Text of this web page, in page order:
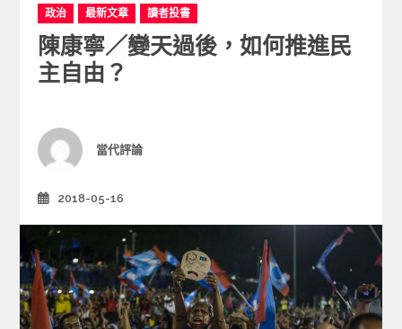
C
a
t
e
g
i
e
政治 最新文章 讀者投書
陳康寧／變天過後，如何推進民
主自由？
Author
當代評論
2018-05-16